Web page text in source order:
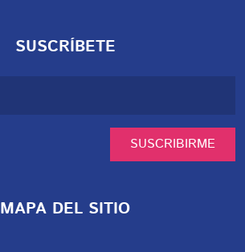
SUSCRÍBETE
SUSCRIBIRME
MAPA DEL SITIO